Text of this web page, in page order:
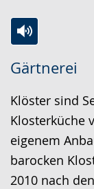
Gärtnerei
Leichten
Sprache
wechseln.
Audio-
Unterstützung.
Video
in
Deutscher
wird
angezeigt.
Klöster sind
Klosterküche
eigenem
barocken
2010 nach